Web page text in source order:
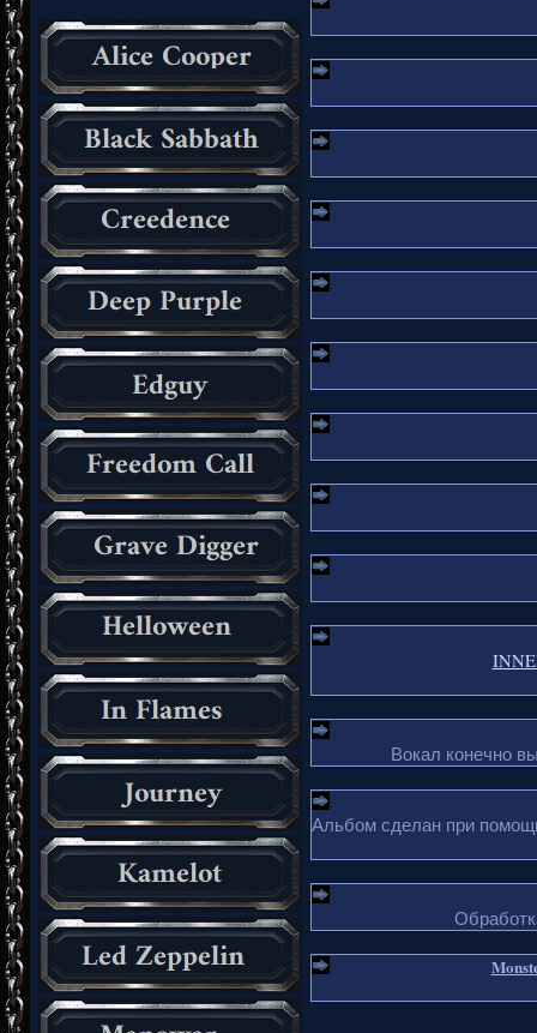
Вокал конечно
Альбом сделан при